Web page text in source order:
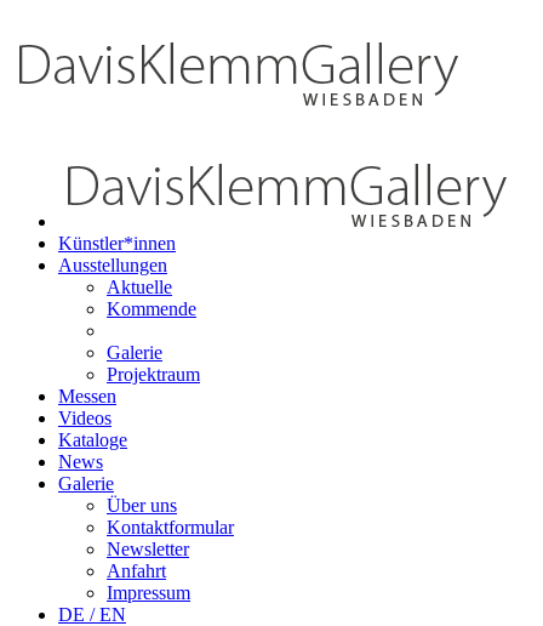
Künstler*innen
Ausstellungen
Aktuelle
Kommende
Galerie
Projektraum
Messen
Videos
Kataloge
News
Galerie
Über uns
Kontaktformular
Newsletter
Anfahrt
Impressum
DE / EN